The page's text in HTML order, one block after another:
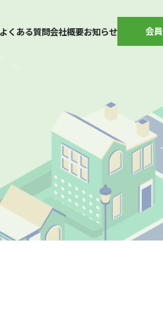
よくある質問会社概要お知らせ 会